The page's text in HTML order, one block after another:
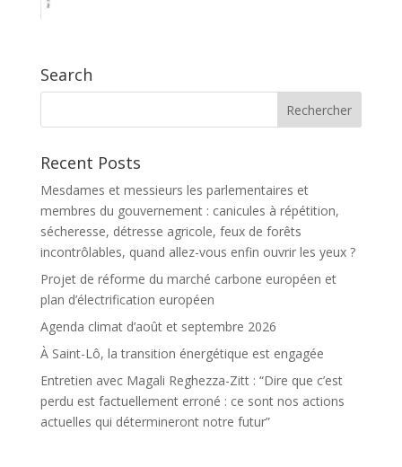
Search
Recent Posts
Mesdames et messieurs les parlementaires et
membres du gouvernement : canicules à répétition,
sécheresse, détresse agricole, feux de forêts
incontrôlables, quand allez-vous enfin ouvrir les yeux ?
Projet de réforme du marché carbone européen et
plan d’électrification européen
Agenda climat d’août et septembre 2026
À Saint-Lô, la transition énergétique est engagée
Entretien avec Magali Reghezza-Zitt : “Dire que c’est
perdu est factuellement erroné : ce sont nos actions
actuelles qui détermineront notre futur”